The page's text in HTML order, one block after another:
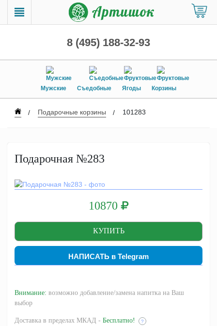
8 (495) 188-32-93
Мужские Съедобные Ягоды Корзины
Подарочные корзины 101283
Подарочная №283
10870
НАПИСАТЬ в Telegram
Внимание: возможно добавление/замена напитка на Ваш
выбор
Доставка в пределах МКАД - Бесплатно! ?